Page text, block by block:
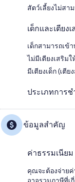
สัตว์เลี้ยงไม่สา
เด็กและเตียงเ
เด็กสามารถเข้
ไม่มีเตียงเสริมใ
มีเตียงเด็ก (เตี
ประเภทการช
ข้อมูลสำคัญ
ค่าธรรมเนียม
คุณจะต้องจ่าย